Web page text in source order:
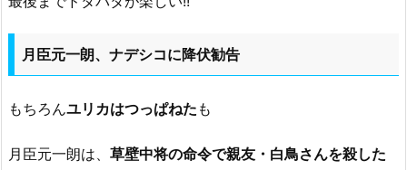
月臣元一朗、ナデシコに降伏勧告
もちろんユリカはつっぱねた も
月臣元一朗は、 草壁中将の命令で親友・白鳥さんを殺した